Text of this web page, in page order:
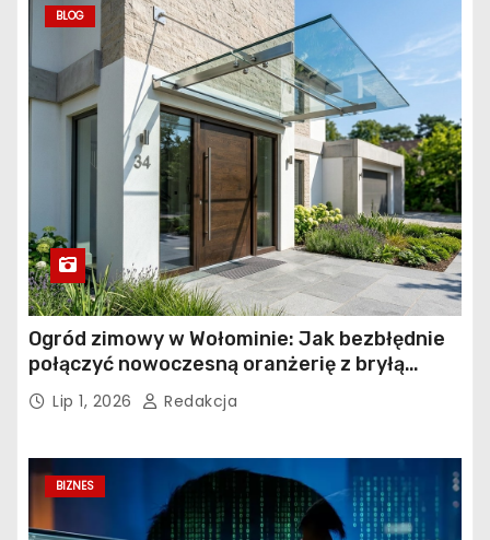
BLOG
Ogród zimowy w Wołominie: Jak bezbłędnie
połączyć nowoczesną oranżerię z bryłą
istniejącego budynku?
Lip 1, 2026 Redakcja
BIZNES